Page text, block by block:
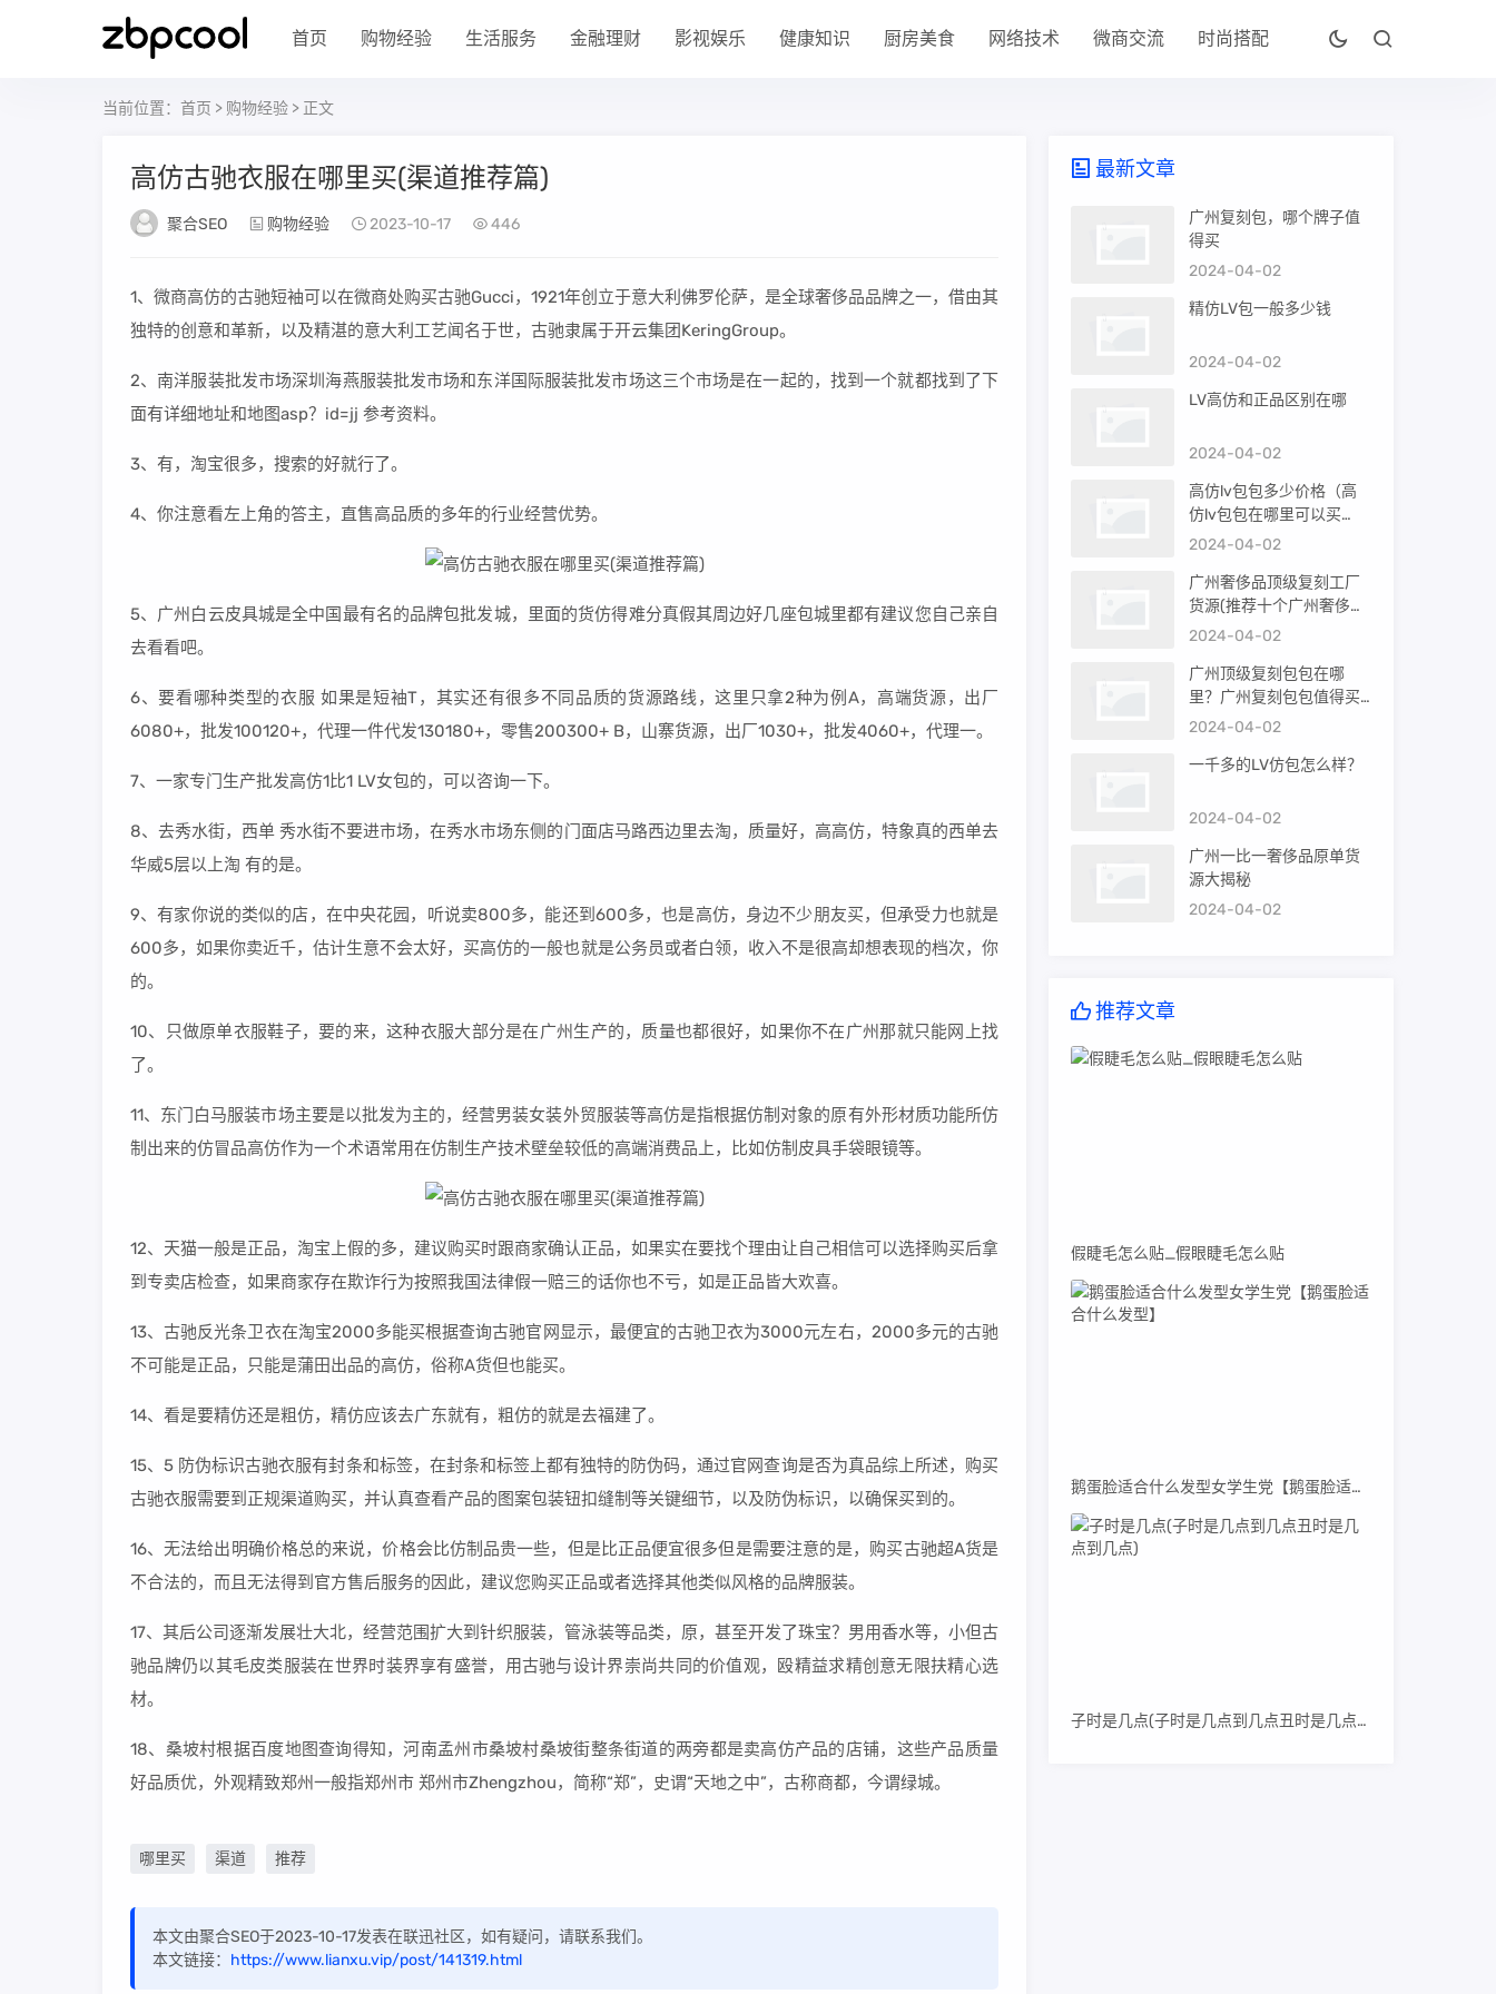
首页 购物经验 生活服务 金融理财 影视娱乐 健康知识 厨房美食 网络技术 微商交流 时尚搭配
当前位置： 首页 > 购物经验 > 正文
高仿古驰衣服在哪里买(渠道推荐篇)
聚合SEO 购物经验 2023-10-17 446
1、微商高仿的古驰短袖可以在微商处购买古驰Gucci，1921年创立于意大利佛罗伦萨，是全球奢侈品品牌之一，借由其
独特的创意和革新，以及精湛的意大利工艺闻名于世，古驰隶属于开云集团KeringGroup。
2、南洋服装批发市场深圳海燕服装批发市场和东洋国际服装批发市场这三个市场是在一起的，找到一个就都找到了下
面有详细地址和地图asp？id=jj 参考资料。
3、有，淘宝很多，搜索的好就行了。
4、你注意看左上角的答主，直售高品质的多年的行业经营优势。
5、广州白云皮具城是全中国最有名的品牌包批发城，里面的货仿得难分真假其周边好几座包城里都有建议您自己亲自
去看看吧。
6、要看哪种类型的衣服 如果是短袖T，其实还有很多不同品质的货源路线，这里只拿2种为例A，高端货源，出厂
6080+，批发100120+，代理一件代发130180+，零售200300+ B，山寨货源，出厂1030+，批发4060+，代理一。
7、一家专门生产批发高仿1比1 LV女包的，可以咨询一下。
8、去秀水街，西单 秀水街不要进市场，在秀水市场东侧的门面店马路西边里去淘，质量好，高高仿，特象真的西单去
华威5层以上淘 有的是。
9、有家你说的类似的店，在中央花园，听说卖800多，能还到600多，也是高仿，身边不少朋友买，但承受力也就是
600多，如果你卖近千，估计生意不会太好，买高仿的一般也就是公务员或者白领，收入不是很高却想表现的档次，你
的。
10、只做原单衣服鞋子，要的来，这种衣服大部分是在广州生产的，质量也都很好，如果你不在广州那就只能网上找
了。
11、东门白马服装市场主要是以批发为主的，经营男装女装外贸服装等高仿是指根据仿制对象的原有外形材质功能所仿
制出来的仿冒品高仿作为一个术语常用在仿制生产技术壁垒较低的高端消费品上，比如仿制皮具手袋眼镜等。
12、天猫一般是正品，淘宝上假的多，建议购买时跟商家确认正品，如果实在要找个理由让自己相信可以选择购买后拿
到专卖店检查，如果商家存在欺诈行为按照我国法律假一赔三的话你也不亏，如是正品皆大欢喜。
13、古驰反光条卫衣在淘宝2000多能买根据查询古驰官网显示，最便宜的古驰卫衣为3000元左右，2000多元的古驰
不可能是正品，只能是蒲田出品的高仿，俗称A货但也能买。
14、看是要精仿还是粗仿，精仿应该去广东就有，粗仿的就是去福建了。
15、5 防伪标识古驰衣服有封条和标签，在封条和标签上都有独特的防伪码，通过官网查询是否为真品综上所述，购买
古驰衣服需要到正规渠道购买，并认真查看产品的图案包装钮扣缝制等关键细节，以及防伪标识，以确保买到的。
16、无法给出明确价格总的来说，价格会比仿制品贵一些，但是比正品便宜很多但是需要注意的是，购买古驰超A货是
不合法的，而且无法得到官方售后服务的因此，建议您购买正品或者选择其他类似风格的品牌服装。
17、其后公司逐渐发展壮大北，经营范围扩大到针织服装，管泳装等品类，原，甚至开发了珠宝？男用香水等，小但古
驰品牌仍以其毛皮类服装在世界时装界享有盛誉，用古驰与设计界崇尚共同的价值观，殴精益求精创意无限扶精心选
材。
18、桑坡村根据百度地图查询得知，河南孟州市桑坡村桑坡街整条街道的两旁都是卖高仿产品的店铺，这些产品质量
好品质优，外观精致郑州一般指郑州市 郑州市Zhengzhou，简称“郑”，史谓“天地之中”，古称商都，今谓绿城。
哪里买 渠道 推荐
本文由聚合SEO于2023-10-17发表在联迅社区，如有疑问，请联系我们。
本文链接： https://www.lianxu.vip/post/141319.html
最新文章
广州复刻包，哪个牌子值
得买
2024-04-02
精仿LV包一般多少钱
2024-04-02
LV高仿和正品区别在哪
2024-04-02
高仿lv包包多少价格（高
仿lv包包在哪里可以买
到）
2024-04-02
广州奢侈品顶级复刻工厂
货源(推荐十个广州奢侈品
购买渠道)
2024-04-02
广州顶级复刻包包在哪
里？广州复刻包包值得买
吗？
2024-04-02
一千多的LV仿包怎么样？
2024-04-02
广州一比一奢侈品原单货
源大揭秘
2024-04-02
推荐文章
假睫毛怎么贴_假眼睫毛怎么贴
鹅蛋脸适合什么发型女学生党【鹅蛋脸适合什么发型】
子时是几点(子时是几点到几点丑时是几点到几点)